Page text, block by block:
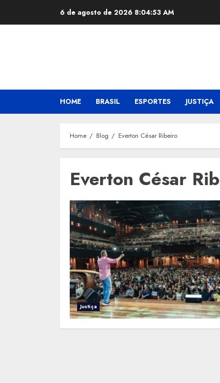
6 de agosto de 2026 8:04:54 AM
HOME BRASIL ESPORTES JUSTIÇA
Home Blog Everton César Ribeiro
Everton César
Justiça